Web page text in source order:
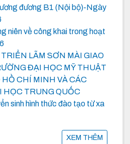
đương B1 (Nội bộ)-Ngày
niên về công khai trong hoạt
LÃM SƠN MÀI GIAO
ĐẠI HỌC MỸ THUẬT
CHÍ MINH VÀ CÁC
HỌC TRUNG QUỐC
sinh hình thức đào tạo từ xa
XEM THÊM